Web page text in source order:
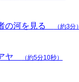
の河を見る （約3分）
ヤ （約5分10秒）